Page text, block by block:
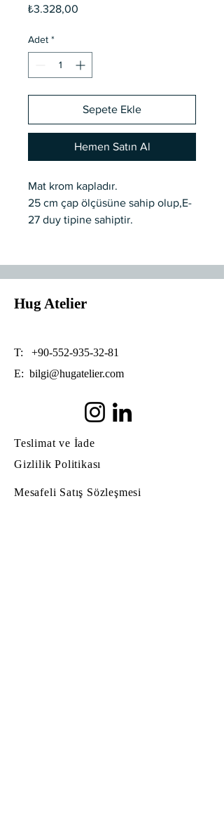
₺3.328,00
Adet *
Sepete Ekle
Hemen Satın Al
Mat krom kapladır.
25 cm çap ölçüsüne sahip olup,E-
27 duy tipine sahiptir.
Hug Atelier
T: +90-552-935-32-81
E: bilgi@hugatelier.com
Teslimat ve İade
Gizlilik Politikası
Mesafeli Satış Sözleşmesi